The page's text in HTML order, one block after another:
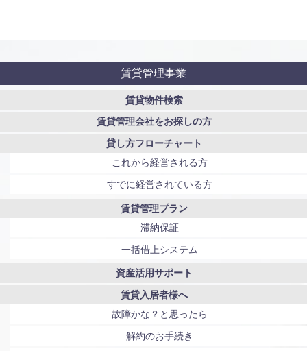
賃貸管理事業
賃貸物件検索
賃貸管理会社をお探しの方
貸し方フローチャート
これから経営される方
すでに経営されている方
賃貸管理プラン
滞納保証
一括借上システム
資産活用サポート
賃貸入居者様へ
故障かな？と思ったら
解約のお手続き